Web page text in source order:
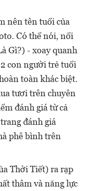
nên tên tuổi của
Có thể nói, nổi
Gì?) - xoay quanh
con người trẻ tuổi
toàn khác biệt.
tươi trên chuyên
đánh giá từ cả
đánh giá
phê bình trên
Thời Tiết) ra rạp
thâm và năng lực